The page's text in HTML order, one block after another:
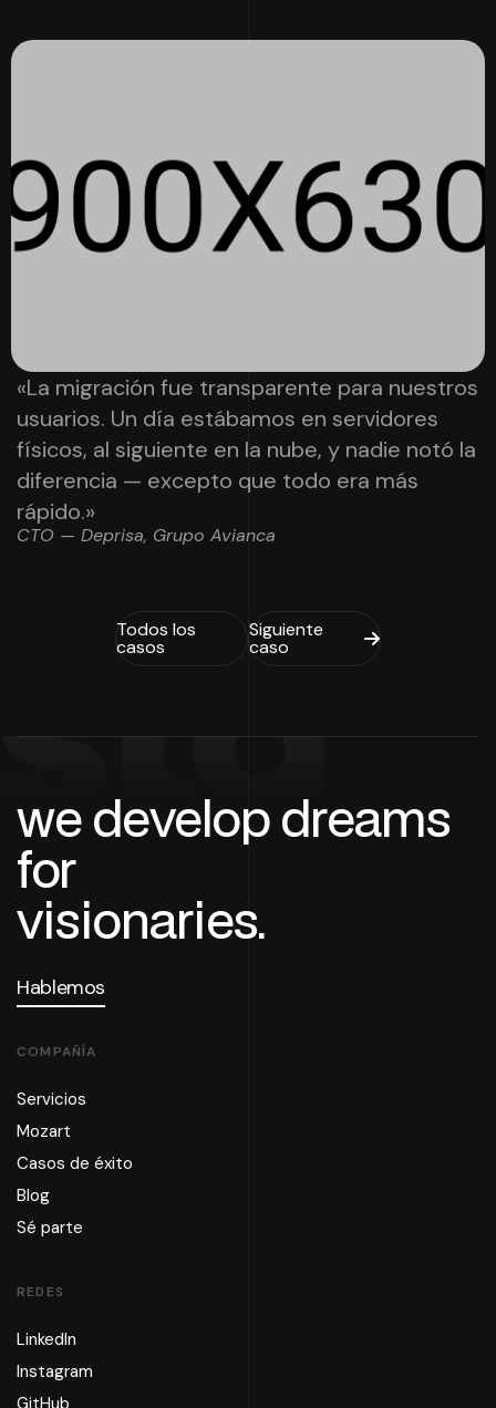
«La migración fue transparente para nuestros
usuarios. Un día estábamos en servidores
físicos, al siguiente en la nube, y nadie notó la
diferencia — excepto que todo era más
rápido.»
CTO — Deprisa, Grupo Avianca
Todos los
casos
Siguiente
caso
we develop dreams
for
visionaries.
Hablemos
COMPAÑÍA
Servicios
Mozart
Casos de éxito
Blog
Sé parte
REDES
LinkedIn
Instagram
GitHub